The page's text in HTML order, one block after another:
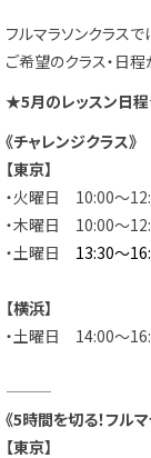
フルマラソンクラス
ご希望のクラス・日
★5月のレッスン日
《チャレンジクラス》
【東京】
・火曜日 10:00～
・木曜日 10:00～
・土曜日 13:30～
【横浜】
・土曜日 14:00～
———
《5時間を切る！フル
【東京】